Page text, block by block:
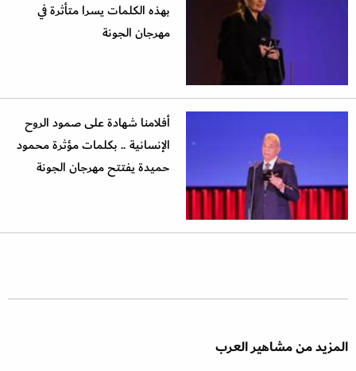
بهذه الكلمات يسرا متأثرة في
مهرجان الجونة
أفلامنا شهادة على صمود الروح
الإنسانية .. بكلمات مؤثرة محمود
حميدة يفتتح مهرجان الجونة
المزيد من مشاهير العرب